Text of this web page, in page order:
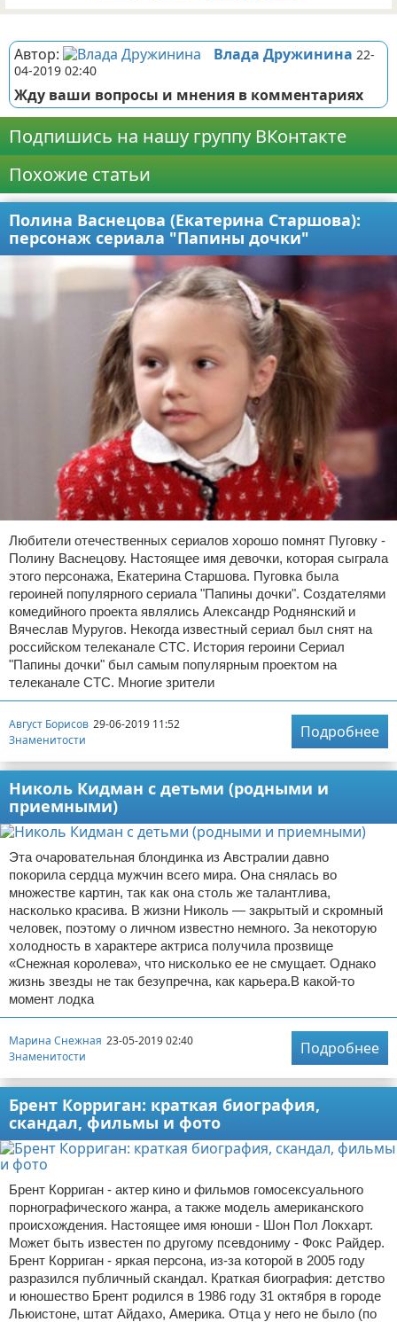
Автор: Влада Дружинина 22-
04-2019 02:40
Жду ваши вопросы и мнения в комментариях
Подпишись на нашу группу ВКонтакте
Похожие статьи
Полина Васнецова (Екатерина Старшова):
персонаж сериала "Папины дочки"
Любители отечественных сериалов хорошо помнят Пуговку -
Полину Васнецову. Настоящее имя девочки, которая сыграла
этого персонажа, Екатерина Старшова. Пуговка была
героиней популярного сериала "Папины дочки". Создателями
комедийного проекта являлись Александр Роднянский и
Вячеслав Муругов. Некогда известный сериал был снят на
российском телеканале СТС. История героини Сериал
"Папины дочки" был самым популярным проектом на
телеканале СТС. Многие зрители
Август Борисов 29-06-2019 11:52
Знаменитости
Подробнее
Николь Кидман с детьми (родными и
приемными)
Эта очаровательная блондинка из Австралии давно
покорила сердца мужчин всего мира. Она снялась во
множестве картин, так как она столь же талантлива,
насколько красива. В жизни Николь — закрытый и скромный
человек, поэтому о личном известно немного. За некоторую
холодность в характере актриса получила прозвище
«Снежная королева», что нисколько ее не смущает. Однако
жизнь звезды не так безупречна, как карьера.В какой-то
момент лодка
Марина Снежная 23-05-2019 02:40
Знаменитости
Подробнее
Брент Корриган: краткая биография,
скандал, фильмы и фото
Брент Корриган - актер кино и фильмов гомосексуального
порнографического жанра, а также модель американского
происхождения. Настоящее имя юноши - Шон Пол Локхарт.
Может быть известен по другому псевдониму - Фокс Райдер.
Брент Корриган - яркая персона, из-за которой в 2005 году
разразился публичный скандал. Краткая биография: детство
и юношество Брент родился в 1986 году 31 октября в городе
Льюистоне, штат Айдахо, Америка. Отца у него не было (по